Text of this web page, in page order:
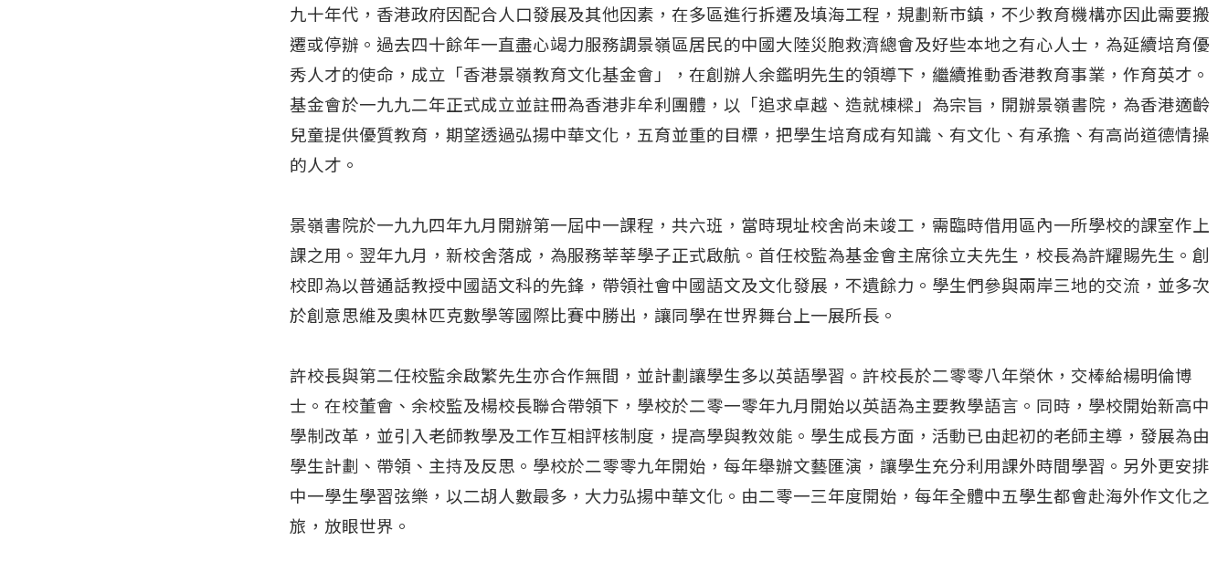
九十年代，香港政府因配合人口發展及其他因素，在多區進行拆遷及填海工程，規劃新市鎮，不少教育機構亦因此需要搬
遷或停辦。過去四十餘年一直盡心竭力服務調景嶺區居民的中國大陸災胞救濟總會及好些本地之有心人士，為延續培育優
秀人才的使命，成立「香港景嶺教育文化基金會」，在創辦人余鑑明先生的領導下，繼續推動香港教育事業，作育英才。
基金會於一九九二年正式成立並註冊為香港非牟利團體，以「追求卓越、造就棟樑」為宗旨，開辦景嶺書院，為香港適齡
兒童提供優質教育，期望透過弘揚中華文化，五育並重的目標，把學生培育成有知識、有文化、有承擔、有高尚道德情操
的人才。
景嶺書院於一九九四年九月開辦第一屆中一課程，共六班，當時現址校舍尚未竣工，需臨時借用區內一所學校的課室作上
課之用。翌年九月，新校舍落成，為服務莘莘學子正式啟航。首任校監為基金會主席徐立夫先生，校長為許耀賜先生。創
校即為以普通話教授中國語文科的先鋒，帶領社會中國語文及文化發展，不遺餘力。學生們參與兩岸三地的交流，並多次
於創意思維及奧林匹克數學等國際比賽中勝出，讓同學在世界舞台上一展所長。
許校長與第二任校監余啟繁先生亦合作無間，並計劃讓學生多以英語學習。許校長於二零零八年榮休，交棒給楊明倫博
士。在校董會、余校監及楊校長聯合帶領下，學校於二零一零年九月開始以英語為主要教學語言。同時，學校開始新高中
學制改革，並引入老師教學及工作互相評核制度，提高學與教效能。學生成長方面，活動已由起初的老師主導，發展為由
學生計劃、帶領、主持及反思。學校於二零零九年開始，每年舉辦文藝匯演，讓學生充分利用課外時間學習。另外更安排
中一學生學習弦樂，以二胡人數最多，大力弘揚中華文化。由二零一三年度開始，每年全體中五學生都會赴海外作文化之
旅，放眼世界。